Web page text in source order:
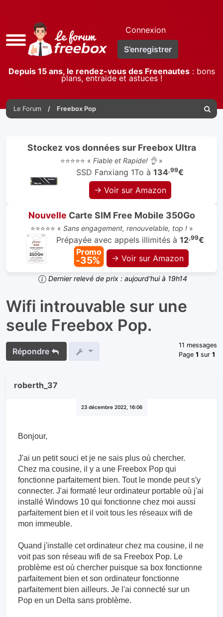
Accès
rapide
Connexion
S’enregistrer
Depuis 15 ans, le rendez-vous des Freenautes: bons
plans, entraide et astuces !
Le Forum Freebox Pop
Stockez vos données sur Freebox Ultra
⭐⭐⭐⭐⭐ « Fiable et Rapide! 👌»
SSD Fanxiang 1To à 134,99€
→ Voir sur Amazon
Nouvelle Carte SIM Free Mobile 350Go
⭐⭐⭐⭐⭐ « Sans engagement, renouvelable, top !»
Prépayée avec appels illimités à 12,99€
Promo
-35% → Voir sur Amazon
Dernier relevé de prix : aujourd'hui à 19h14
Wifi introuvable sur une
seule Freebox Pop.
Répondre
11 messages
Page1 sur1
roberth_37
23 décembre 2022, 16:06
Bonjour,
J'ai un petit souci et je ne sais plus où chercher.
Chez ma cousine, il y a une Freebox Pop qui
fonctionne parfaitement bien. Tout le monde peut s'y
connecter. J'ai formaté leur ordinateur portable où j'ai
installé Windows 10 qui fonctionne chez moi aussi
parfaitement bien et il voit tous les réseaux wifi de
mon immeuble.
Quand j'installe cet ordinateur chez ma cousine, il ne
voit pas son réseau wifi de sa Freebox Pop. Le
problème est où chercher puisque sa box fonctionne
parfaitement bien et son ordinateur fonctionne
parfaitement bien ailleurs. Je l'ai connecté sur un
Pop en un Delta sans problème.